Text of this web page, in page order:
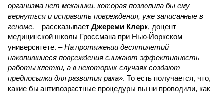
организма нет механики, которая позволила бы ему
вернуться и исправить повреждения, уже записанные в
геноме, – рассказывает Джереми Клерк, доцент
медицинской школы Гроссмана при Нью-Йоркском
университете. – На протяжении десятилетий
накопившиеся повреждения снижают эффективность
работы клетки, а в некоторых случаях создают
предпосылки для развития рака». То есть получается, что,
какие бы антивозрастные процедуры вы ни проводили, как